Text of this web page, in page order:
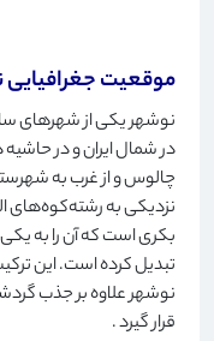
موقعیت
نوشهر یکی از شهرهای
در شمال ایران و در حاشیه
چالوس و از غرب به
نزدیکی به رشته‌کوه‌های
بکری است که آن را به
تبدیل کرده است. این
نوشهر علاوه بر جذب
قرار گیرد.